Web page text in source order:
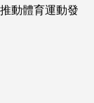
動體育運動發